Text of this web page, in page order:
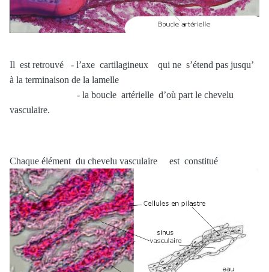
Il est retrouvé - l’axe cartilagineux qui ne s’étend pas jusqu’
à la terminaison de la lamelle
- la boucle artérielle d’où part le chevelu
vasculaire.
Chaque élément du chevelu vasculaire est constitué